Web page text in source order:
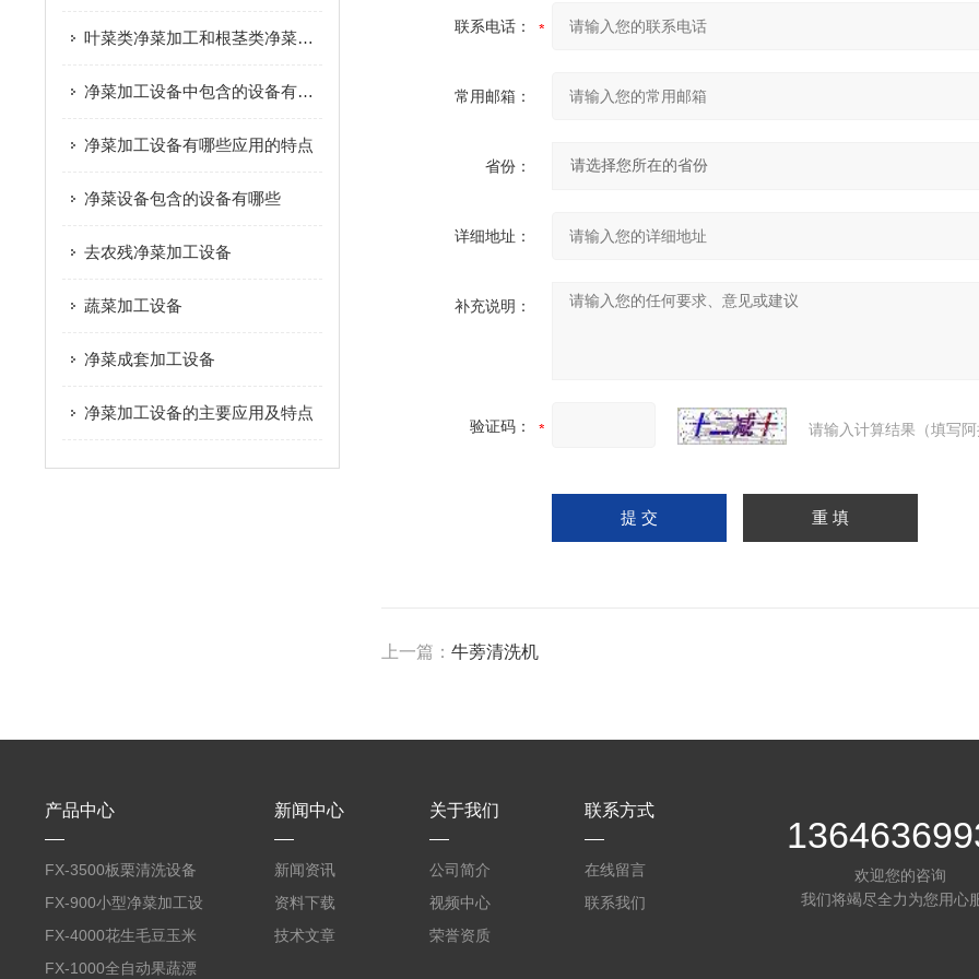
叶菜类净菜加工和根茎类净菜加工这个两种模式的区别是什么？
净菜加工设备中包含的设备有哪些
净菜加工设备有哪些应用的特点
净菜设备包含的设备有哪些
去农残净菜加工设备
蔬菜加工设备
净菜成套加工设备
净菜加工设备的主要应用及特点
联系电话：
常用邮箱：
省份：
详细地址：
补充说明：
验证码： 请输入计算结果（填写
上一篇：牛蒡清洗机
产品中心
FX-3500板栗清洗设备
全自动气泡清洗机
FX-900小型净菜加工设
备野菜清洗机
FX-4000花生毛豆玉米
蒸煮漂烫机
FX-1000全自动果蔬漂
新闻中心
新闻资讯
资料下载
技术文章
关于我们
公司简介
视频中心
荣誉资质
联系方式
在线留言
联系我们
欢迎您的咨询
我们将竭尽全力为您用心